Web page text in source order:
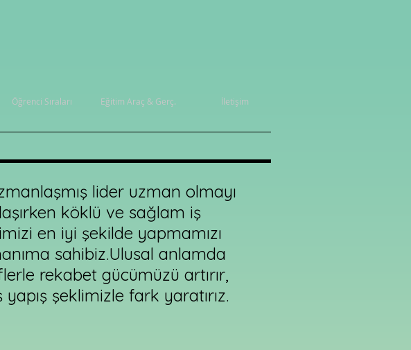
Öğrenci Sıraları Eğitim Araç & Gerç. İletişim
lider uzman olmayı
köklü ve sağlam iş
en iyi şekilde yapmamızı
sahibiz.Ulusal anlamda
rekabet gücümüzü artırır,
şeklimizle fark yaratırız.